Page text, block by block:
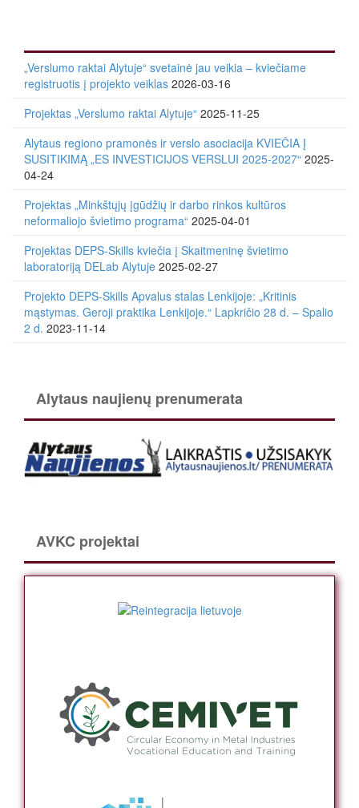
„Verslumo raktai Alytuje“ svetainė jau veikia – kviečiame
registruotis į projekto veiklas 2026-03-16
Projektas „Verslumo raktai Alytuje“ 2025-11-25
Alytaus regiono pramonės ir verslo asociacija KVIEČIA Į
SUSITIKIMĄ „ES INVESTICIJOS VERSLUI 2025-2027“ 2025-
04-24
Projektas „Minkštųjų įgūdžių ir darbo rinkos kultūros
neformaliojo švietimo programa“ 2025-04-01
Projektas DEPS-Skills kviečia į Skaitmeninę švietimo
laboratoriją DELab Alytuje 2025-02-27
Projekto DEPS-Skills Apvalus stalas Lenkijoje: „Kritinis
mąstymas. Geroji praktika Lenkijoje.“ Lapkričio 28 d. – Spalio
2 d. 2023-11-14
Alytaus naujienų prenumerata
AVKC projektai